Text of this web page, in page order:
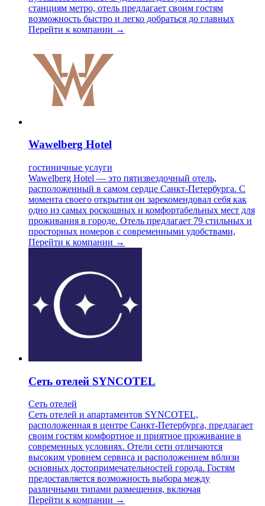
станциям метро, отель предлагает своим гостям
возможность быстро и легко добраться до главных
Перейти к компании →
Wawelberg Hotel
гостиничные услуги
Wawelberg Hotel — это пятизвездочный отель,
расположенный в самом сердце Санкт-Петербурга. С
момента своего открытия он зарекомендовал себя как
одно из самых роскошных и комфортабельных мест для
проживания в городе. Отель предлагает 79 стильных и
просторных номеров с современными удобствами,
Перейти к компании →
Сеть отелей SYNCOTEL
Сеть отелей
Сеть отелей и апартаментов SYNCOTEL,
расположенная в центре Санкт-Петербурга, предлагает
своим гостям комфортное и приятное проживание в
современных условиях. Отели сети отличаются
высоким уровнем сервиса и расположением вблизи
основных достопримечательностей города. Гостям
предоставляется возможность выбора между
различными типами размещения, включая
Перейти к компании →